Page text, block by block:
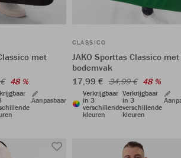
met
48 %
Aanpasbaar
CLASSICO
JAKO Sporttas Classico met
bodemvak
17,99 € 34,99 € 48 %
Verkrijgbaar
in 3
verschillende
kleuren
Verkrijgbaar
in 3
verschillende
kleuren